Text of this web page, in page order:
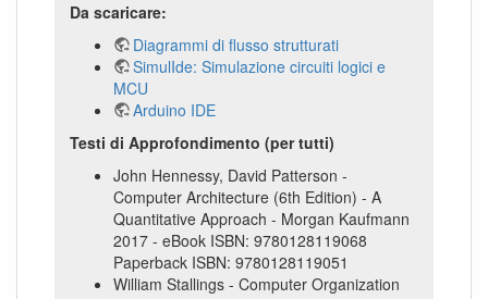
Da scaricare:
Diagrammi di flusso strutturati
SimulIde: Simulazione circuiti logici e
MCU
Arduino IDE
Testi di Approfondimento (per tutti)
John Hennessy, David Patterson -
Computer Architecture (6th Edition) - A
Quantitative Approach - Morgan Kaufmann
2017 - eBook ISBN: 9780128119068
Paperback ISBN: 9780128119051
William Stallings - Computer Organization